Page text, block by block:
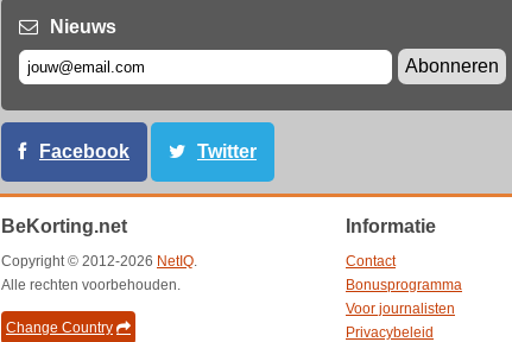
Nieuws
Abonneren
Facebook Twitter
BeKorting.net
Copyright © 2012-2026 NetIQ.
Alle rechten voorbehouden.
Change Country
Informatie
Contact
Bonusprogramma
Voor journalisten
Privacybeleid